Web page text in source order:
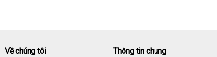
Về chúng tôi Thông tin chung